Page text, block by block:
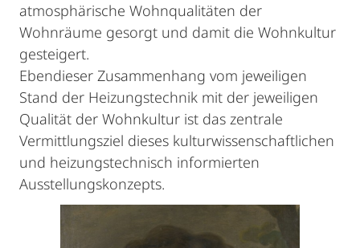
atmosphärische Wohnqualitäten der
Wohnräume gesorgt und damit die Wohnkultur
gesteigert.
Ebendieser Zusammenhang vom jeweiligen
Stand der Heizungstechnik mit der jeweiligen
Qualität der Wohnkultur ist das zentrale
Vermittlungsziel dieses kulturwissenschaftlichen
und heizungstechnisch informierten
Ausstellungskonzepts.